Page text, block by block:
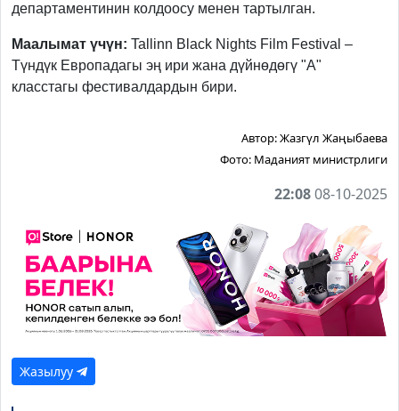
департаментинин колдоосу менен тартылган.
Маалымат үчүн: Tallinn Black Nights Film Festival –
Түндүк Европадагы эң ири жана дүйнөдөгү "А"
класстагы фестивалдардын бири.
Автор:Жазгүл Жаңыбаева
Фото: Маданият министрлиги
22:0808-10-2025
Жазылуу